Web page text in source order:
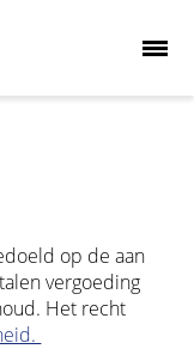
op de aan
vergoeding
Het recht